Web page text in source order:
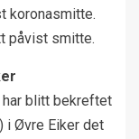
koronasmitte.
påvist smitte.
har blitt bekreftet
i Øvre Eiker det